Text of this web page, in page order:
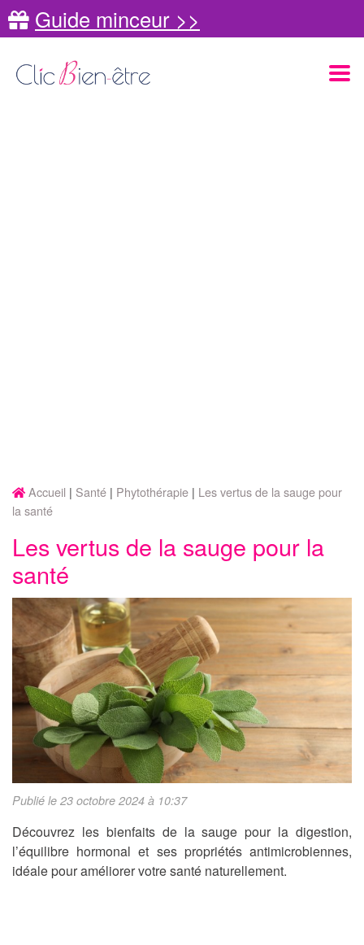
Guide minceur >>
Accueil Santé Phytothérapie
Les vertus de la sauge pour
la santé
Les vertus de la sauge pour la
santé
Publié le 23 octobre 2024 à 10:37
Découvrez les bienfaits de la sauge pour la digestion,
l’équilibre hormonal et ses propriétés antimicrobiennes,
idéale pour améliorer votre santé naturellement.